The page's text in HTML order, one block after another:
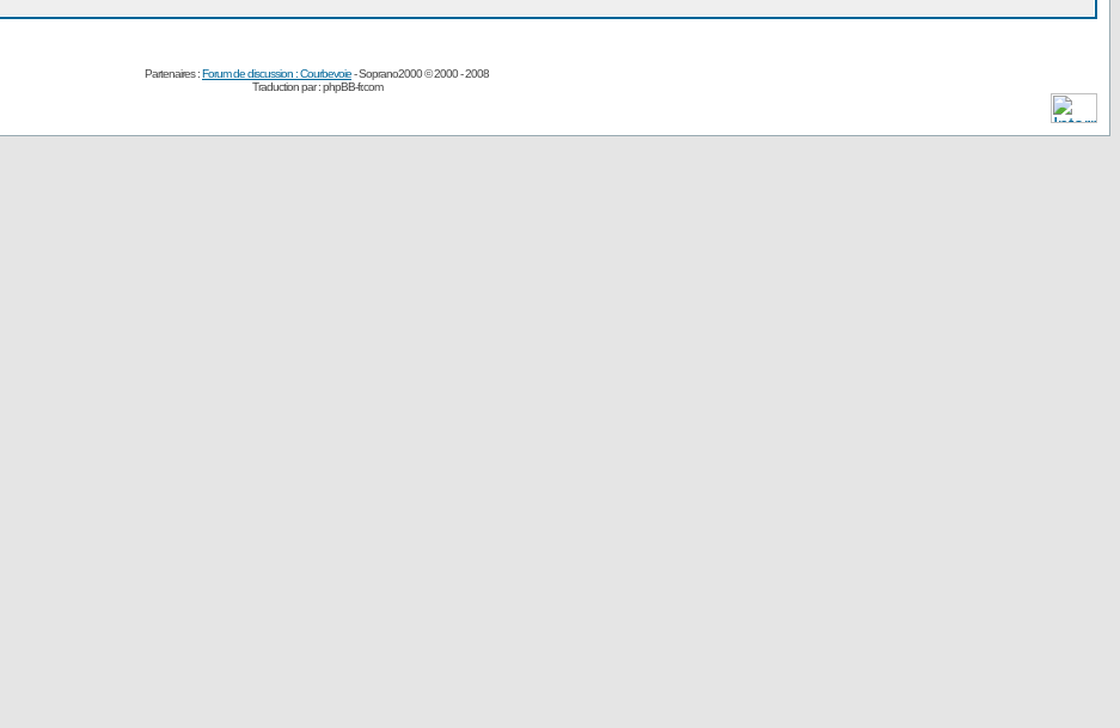
Partenaires :Forum de discussion : Courbevoie- Soprano2000 © 2000 - 2008
Traduction par :phpBB-fr.com